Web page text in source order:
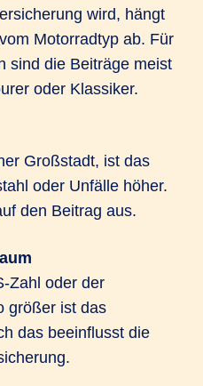
wird, hängt
Motorradtyp ab. Für
sind die Beiträge meist
oder Klassiker.
Großstadt, ist das
oder Unfälle höher.
den Beitrag aus.
Zahl oder der
größer ist das
das beeinflusst die